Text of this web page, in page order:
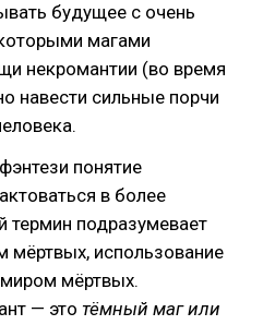
будущее с очень
магами
некромантии (во время
навести сильные порчи
понятие
в более
подразумевает
мёртвых, использование
миром мёртвых.
— это тёмный маг или